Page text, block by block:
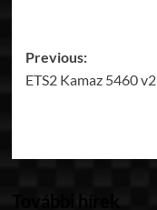
Post
navigation
Previous:
ETS2 Kamaz 5460 v2